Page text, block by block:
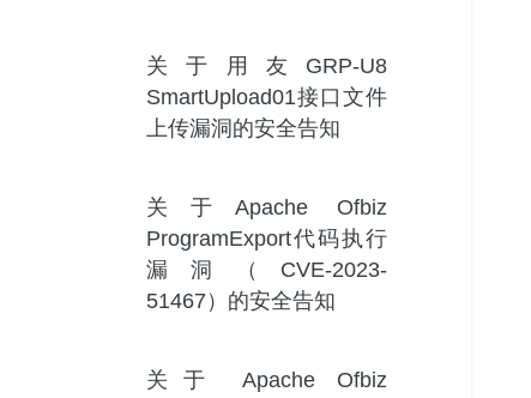
关于用友GRP-U8
SmartUpload01接口文件
上传漏洞的安全告知
关于Apache Ofbiz
ProgramExport代码执行
漏洞（CVE-2023-
51467）的安全告知
关于 Apache Ofbiz